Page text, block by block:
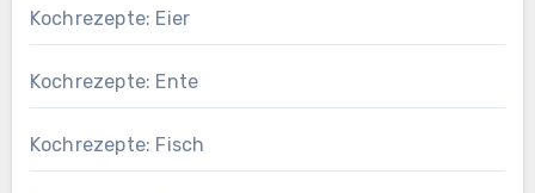
Kochrezepte: Eier
Kochrezepte: Ente
Kochrezepte: Fisch